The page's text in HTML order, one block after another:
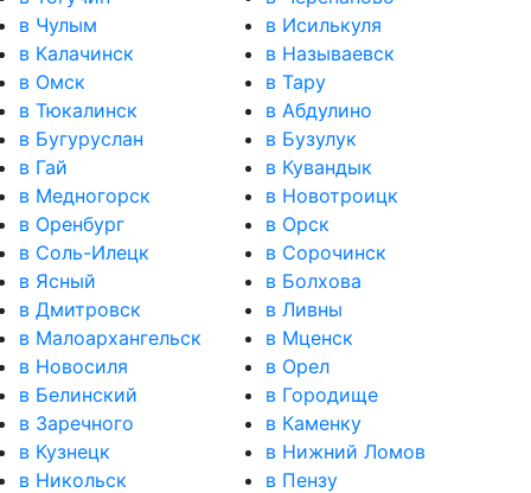
в Чулым
в Исилькуля
в Калачинск
в Называевск
в Омск
в Тару
в Тюкалинск
в Абдулино
в Бугуруслан
в Бузулук
в Гай
в Кувандык
в Медногорск
в Новотроицк
в Оренбург
в Орск
в Соль-Илецк
в Сорочинск
в Ясный
в Болхова
в Дмитровск
в Ливны
в Малоархангельск
в Мценск
в Новосиля
в Орел
в Белинский
в Городище
в Заречного
в Каменку
в Кузнецк
в Нижний Ломов
в Никольск
в Пензу